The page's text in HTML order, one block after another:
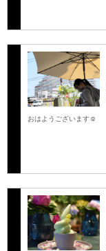
おはようございます☺️